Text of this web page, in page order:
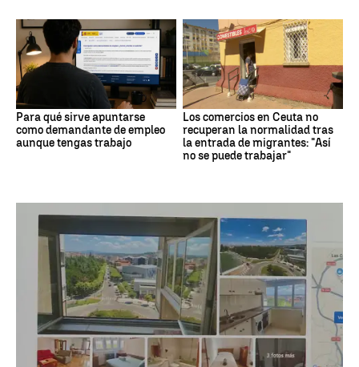
Para qué sirve apuntarse
como demandante de empleo
aunque tengas trabajo
Los comercios en Ceuta no
recuperan la normalidad tras
la entrada de migrantes: "Así
no se puede trabajar"